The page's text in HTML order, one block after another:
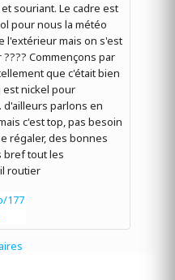
souriant. Le cadre est
pour nous la météo
l'extérieur mais on s'est
Commençons par
que c'était bien
est nickel pour
parlons en
c'est top, pas besoin
régaler, des bonnes
bref tout les
routier